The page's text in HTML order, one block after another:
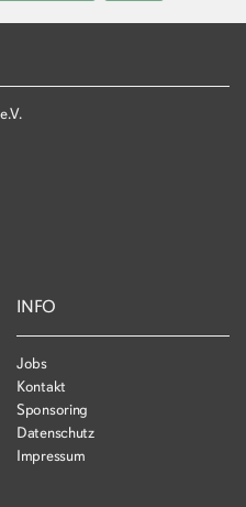
INFO
Jobs
Kontakt
Sponsoring
Datenschutz
Impressum